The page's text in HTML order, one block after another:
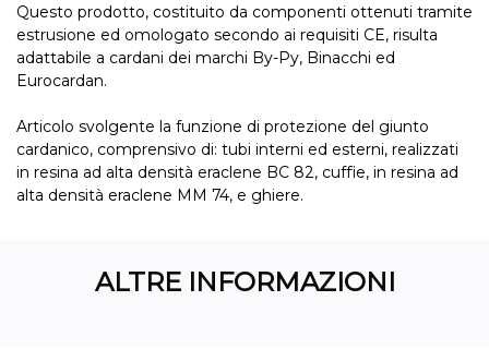
Questo prodotto, costituito da componenti ottenuti tramite
estrusione ed omologato secondo ai requisiti CE, risulta
adattabile a cardani dei marchi By-Py, Binacchi ed
Eurocardan.
Articolo svolgente la funzione di protezione del giunto
cardanico, comprensivo di: tubi interni ed esterni, realizzati
in resina ad alta densità eraclene BC 82, cuffie, in resina ad
alta densità eraclene MM 74, e ghiere.
ALTRE INFORMAZIONI